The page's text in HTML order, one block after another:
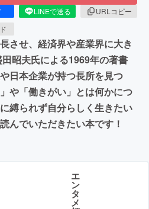
LINEで送る
URLコピー
させ、経済界や産業界に大き
昭夫氏による1969年の著書
日本企業が持つ長所を見つ
や「働きがい」とは何かにつ
縛られず自分らしく生きたい
んでいただきたい本です！
エ
ン
タ
メ